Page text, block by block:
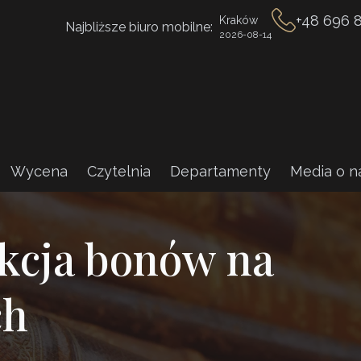
Najbliższe biuro mobilne: Kraków
2026-08-14
+48 696
Wycena Czytelnia Departamenty Media o
bonów na